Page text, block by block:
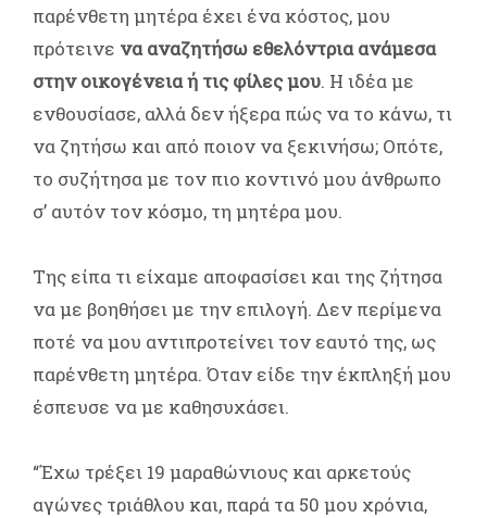
παρένθετη μητέρα έχει ένα κόστος, μου
πρότεινε να αναζητήσω εθελόντρια ανάμεσα
στην οικογένεια ή τις φίλες μου. Η ιδέα με
ενθουσίασε, αλλά δεν ήξερα πώς να το κάνω, τι
να ζητήσω και από ποιον να ξεκινήσω; Οπότε,
το συζήτησα με τον πιο κοντινό μου άνθρωπο
σ’ αυτόν τον κόσμο, τη μητέρα μου.
Της είπα τι είχαμε αποφασίσει και της ζήτησα
να με βοηθήσει με την επιλογή. Δεν περίμενα
ποτέ να μου αντιπροτείνει τον εαυτό της, ως
παρένθετη μητέρα. Όταν είδε την έκπληξή μου
έσπευσε να με καθησυχάσει.
“Έχω τρέξει 19 μαραθώνιους και αρκετούς
αγώνες τριάθλου και, παρά τα 50 μου χρόνια,